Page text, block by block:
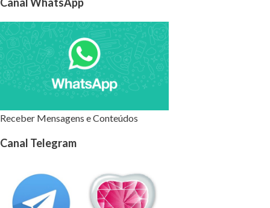
Receber Mensagens e Conteúdos
Canal Telegram